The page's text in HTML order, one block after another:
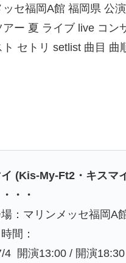
ッセ福岡A館 福岡県 公演
ー 夏 ライブ live コン
セトリ setlist 曲目 曲
(Kis-My-Ft2・キスマ
・・
：マリンメッセ福岡A
間：
4 開演13:00 / 開演18:30